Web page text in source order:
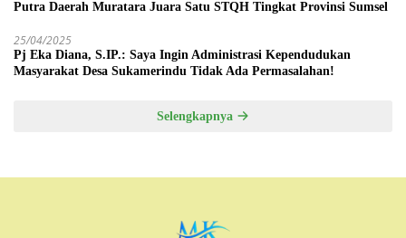
Putra Daerah Muratara Juara Satu STQH Tingkat Provinsi Sumsel
25/04/2025
Pj Eka Diana, S.IP.: Saya Ingin Administrasi Kependudukan
Masyarakat Desa Sukamerindu Tidak Ada Permasalahan!
Selengkapnya